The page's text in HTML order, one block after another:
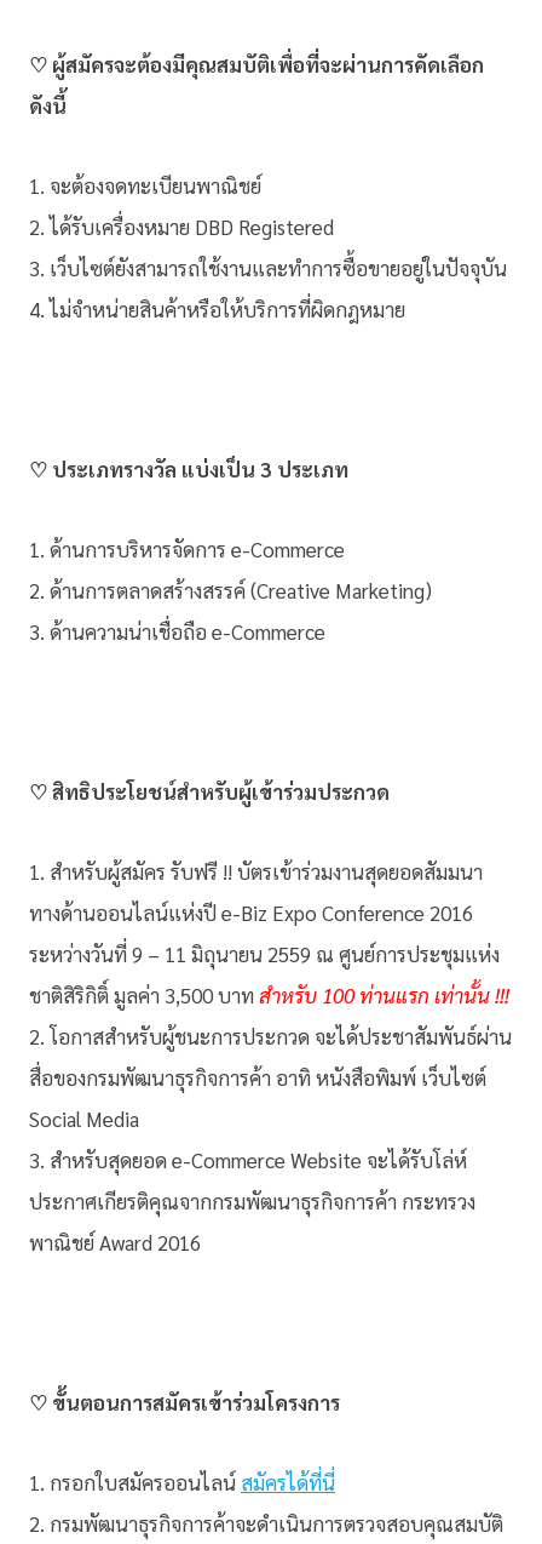
♡ ผู้สมัครจะต้องมีคุณสมบัติเพื่อที่จะผ่านการคัดเลือก
ดังนี้
1. จะต้องจดทะเบียนพาณิชย์
2. ได้รับเครื่องหมาย DBD Registered
3. เว็บไซต์ยังสามารถใช้งานและทำการซื้อขายอยู่ในปัจจุบัน
4. ไม่จำหน่ายสินค้าหรือให้บริการที่ผิดกฎหมาย
♡ ประเภทรางวัล แบ่งเป็น 3 ประเภท
1. ด้านการบริหารจัดการ e-Commerce
2. ด้านการตลาดสร้างสรรค์ (Creative Marketing)
3. ด้านความน่าเชื่อถือ e-Commerce
♡ สิทธิประโยชน์สำหรับผู้เข้าร่วมประกวด
1. สำหรับผู้สมัคร รับฟรี !! บัตรเข้าร่วมงานสุดยอดสัมมนา
ทางด้านออนไลน์แห่งปี e-Biz Expo Conference 2016
ระหว่างวันที่ 9 – 11 มิถุนายน 2559 ณ ศูนย์การประชุมแห่ง
ชาติสิริกิติ์ มูลค่า 3,500 บาท สำหรับ 100 ท่านแรก เท่านั้น !!!
2. โอกาสสำหรับผู้ชนะการประกวด จะได้ประชาสัมพันธ์ผ่าน
สื่อของกรมพัฒนาธุรกิจการค้า อาทิ หนังสือพิมพ์ เว็บไซต์
Social Media
3. สำหรับสุดยอด e-Commerce Website จะได้รับโล่ห์
ประกาศเกียรติคุณจากกรมพัฒนาธุรกิจการค้า กระทรวง
พาณิชย์ Award 2016
♡ ขั้นตอนการสมัครเข้าร่วมโครงการ
1. กรอกใบสมัครออนไลน์ สมัครได้ที่นี่
2. กรมพัฒนาธุรกิจการค้าจะดำเนินการตรวจสอบคุณสมบัติ